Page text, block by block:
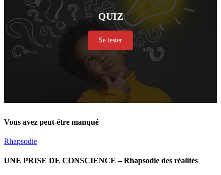
QUIZ
Se tester
Vous avez peut-être manqué
Rhapsodie
UNE PRISE DE CONSCIENCE – Rhapsodie des réalités